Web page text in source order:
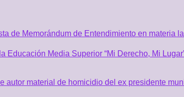
de Memorándum de Entendimiento en materia
Media Superior “Mi Derecho, Mi
autor material de homicidio del ex presidente